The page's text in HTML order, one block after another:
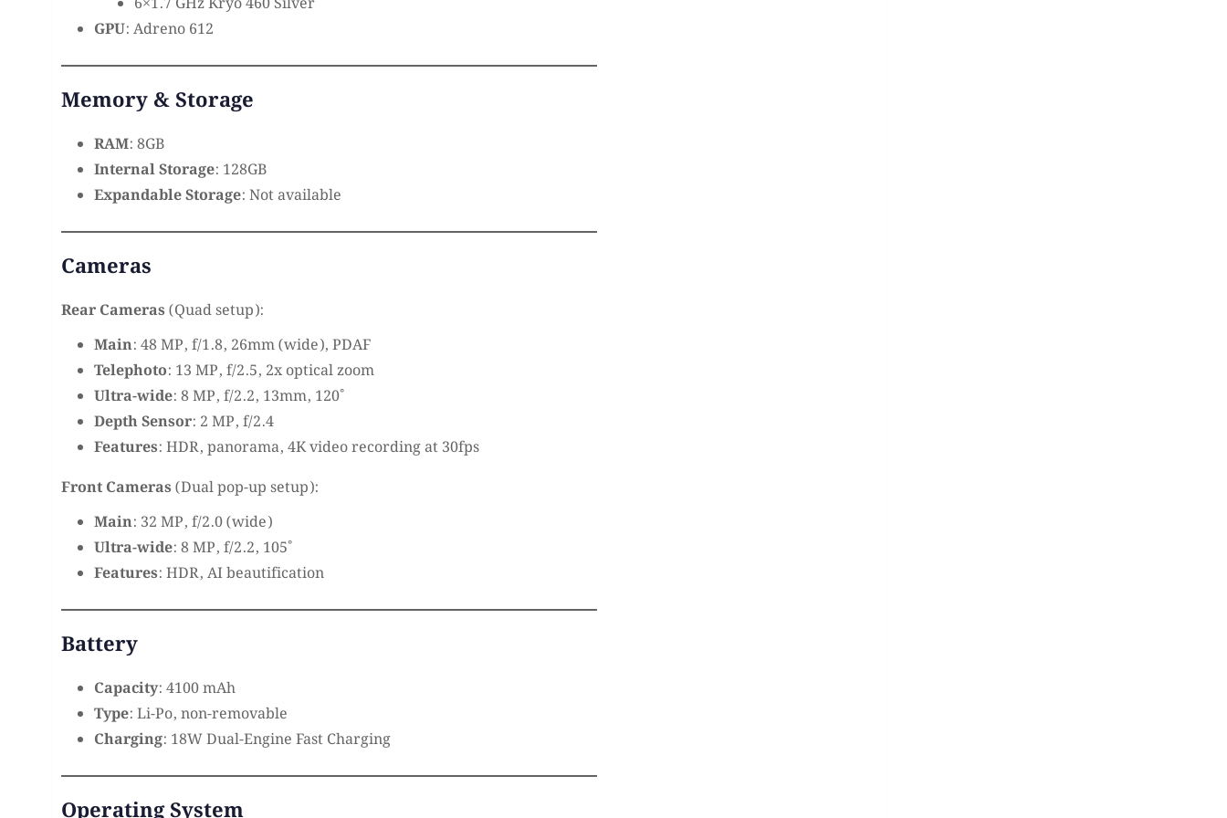
GPU: Adreno 612
Memory & Storage
RAM: 8GB
Internal Storage: 128GB
Expandable Storage: Not available
Cameras
Rear Cameras (Quad setup):
Main: 48 MP, f/1.8, 26mm (wide), PDAF
Telephoto: 13 MP, f/2.5, 2x optical zoom
Ultra-wide: 8 MP, f/2.2, 13mm, 120˚
Depth Sensor: 2 MP, f/2.4
Features: HDR, panorama, 4K video recording at 30fps
Front Cameras (Dual pop-up setup):
Main: 32 MP, f/2.0 (wide)
Ultra-wide: 8 MP, f/2.2, 105˚
Features: HDR, AI beautification
Battery
Capacity: 4100 mAh
Type: Li-Po, non-removable
Charging: 18W Dual-Engine Fast Charging
Operating System